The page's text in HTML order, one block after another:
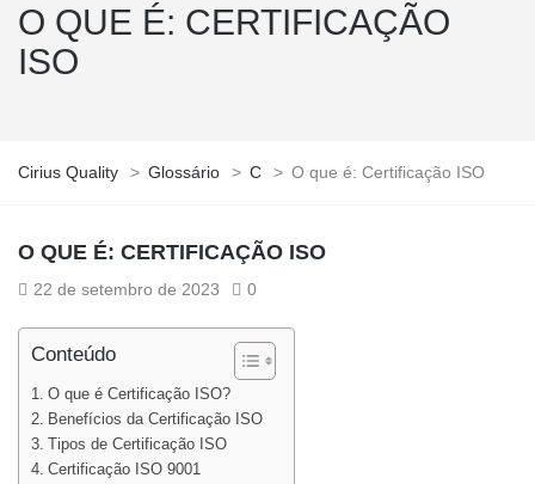
O QUE É: CERTIFICAÇÃO
ISO
Cirius Quality > Glossário > C > O que é: Certificação ISO
O QUE É: CERTIFICAÇÃO ISO
22 de setembro de 2023 0
Conteúdo
O que é Certificação ISO?
Benefícios da Certificação ISO
Tipos de Certificação ISO
Certificação ISO 9001